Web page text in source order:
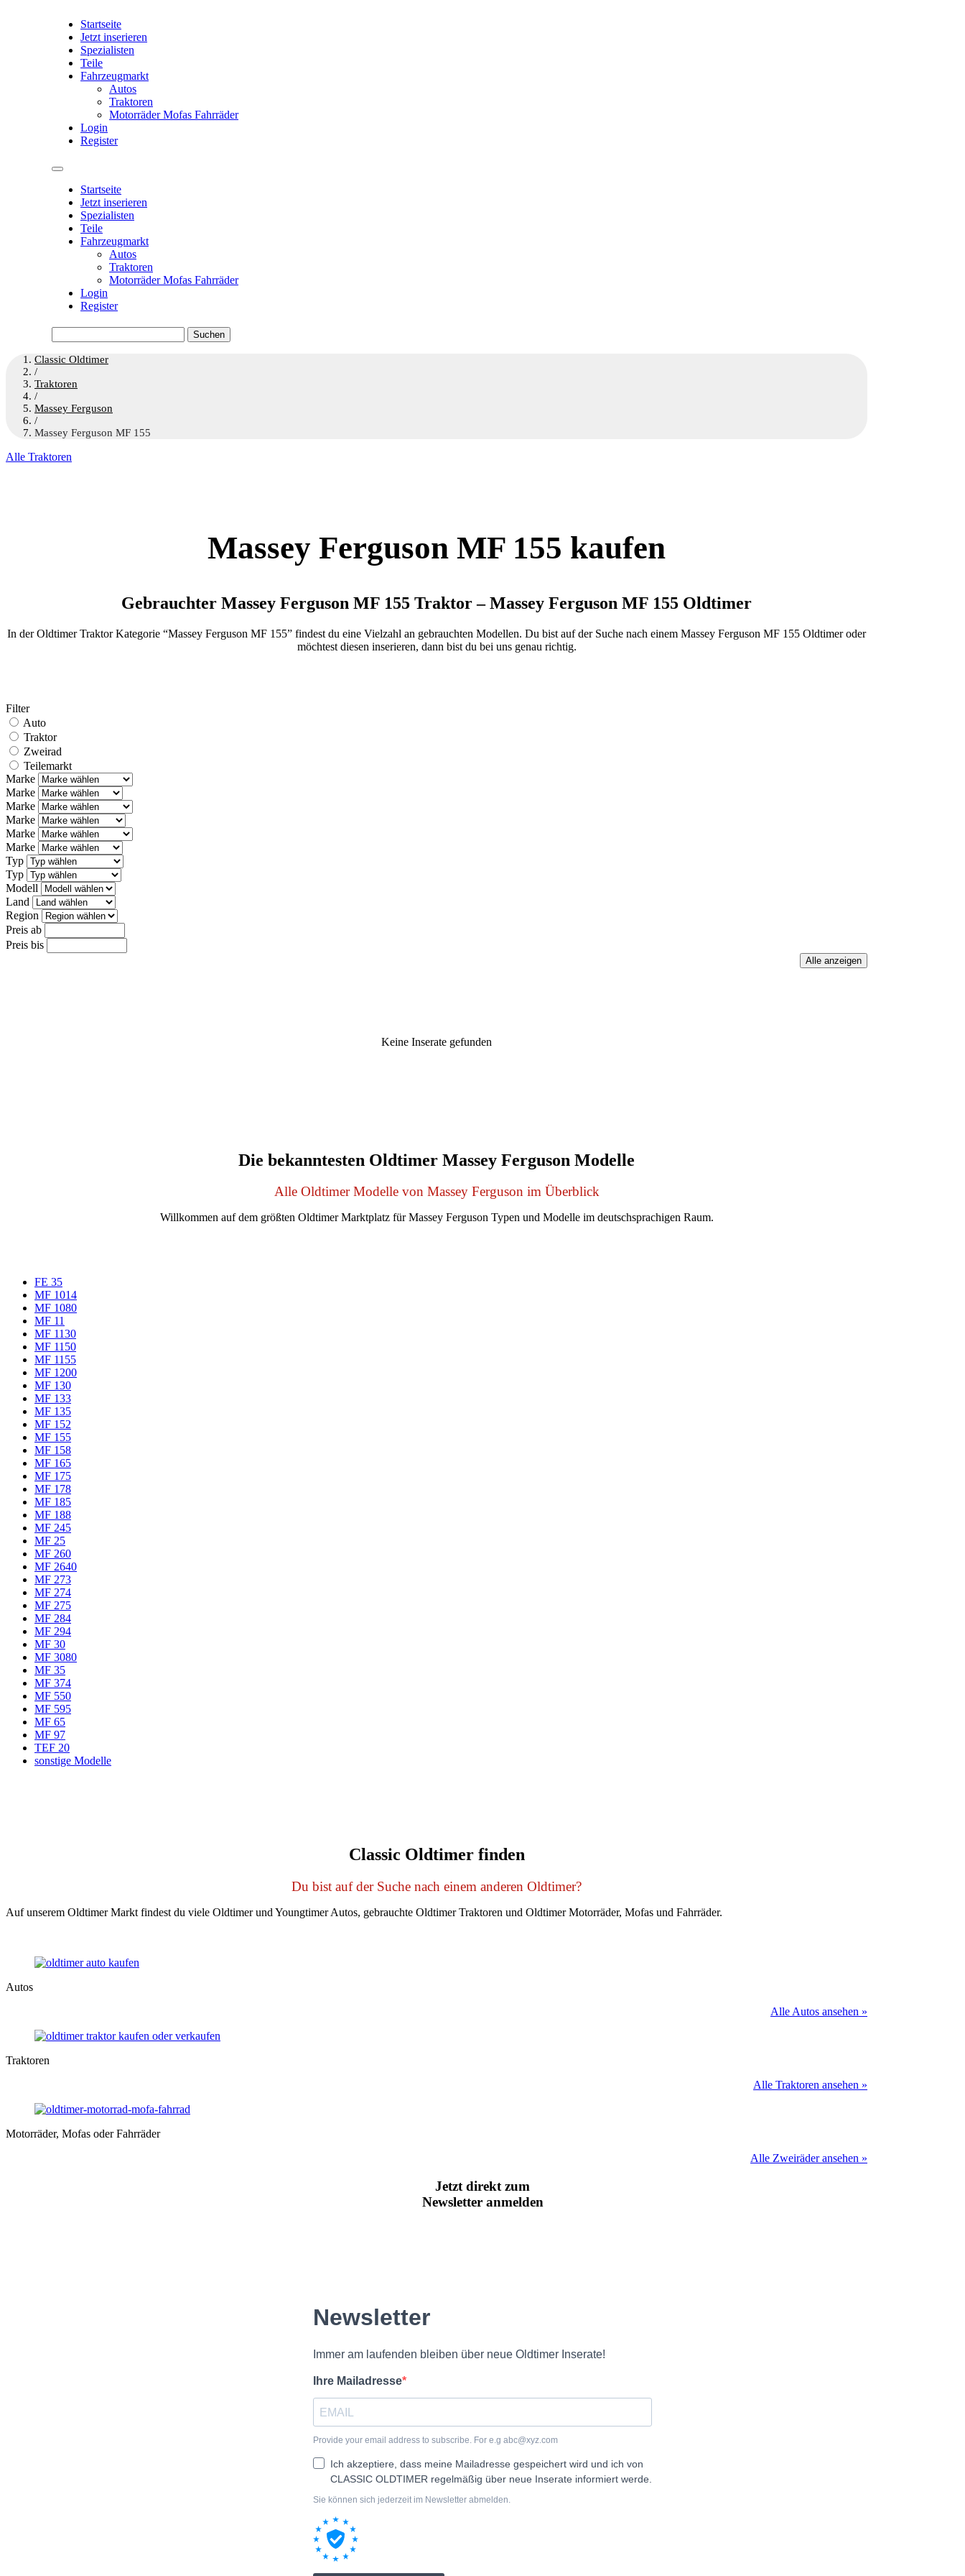
Startseite
Jetzt inserieren
Spezialisten
Teile
Fahrzeugmarkt
Autos
Traktoren
Motorräder Mofas Fahrräder
Login
Register
Startseite
Jetzt inserieren
Spezialisten
Teile
Fahrzeugmarkt
Autos
Traktoren
Motorräder Mofas Fahrräder
Login
Register
nach:
Classic Oldtimer
/
Traktoren
/
Massey Ferguson
/
Massey Ferguson MF 155
Alle Traktoren
Massey Ferguson MF 155 kaufen
Gebrauchter Massey Ferguson MF 155 Traktor – Massey Ferguson MF 155 Oldtimer
In der Oldtimer Traktor Kategorie “Massey Ferguson MF 155” findest du eine Vielzahl an gebrauchten Modellen. Du bist auf der Suche nach einem Massey Ferguson MF 155 Oldtimer oder
möchtest diesen inserieren, dann bist du bei uns genau richtig.
Filter
Auto
Traktor
Zweirad
Teilemarkt
Marke
Marke
Marke
Marke
Marke
Marke
Typ
Typ
Modell
Land
Region
Preis ab
Preis bis
Keine Inserate gefunden
Die bekanntesten Oldtimer Massey Ferguson Modelle
Alle Oldtimer Modelle von Massey Ferguson im Überblick
Willkommen auf dem größten Oldtimer Marktplatz für Massey Ferguson Typen und Modelle im deutschsprachigen Raum.
FE 35
MF 1014
MF 1080
MF 11
MF 1130
MF 1150
MF 1155
MF 1200
MF 130
MF 133
MF 135
MF 152
MF 155
MF 158
MF 165
MF 175
MF 178
MF 185
MF 188
MF 245
MF 25
MF 260
MF 2640
MF 273
MF 274
MF 275
MF 284
MF 294
MF 30
MF 3080
MF 35
MF 374
MF 550
MF 595
MF 65
MF 97
TEF 20
sonstige Modelle
Classic Oldtimer finden
Du bist auf der Suche nach einem anderen Oldtimer?
Auf unserem Oldtimer Markt findest du viele Oldtimer und Youngtimer Autos, gebrauchte Oldtimer Traktoren und Oldtimer Motorräder, Mofas und Fahrräder.
Autos
Alle Autos ansehen »
Traktoren
Alle Traktoren ansehen »
Motorräder, Mofas oder Fahrräder
Alle Zweiräder ansehen »
Jetzt direkt zum
Newsletter anmelden